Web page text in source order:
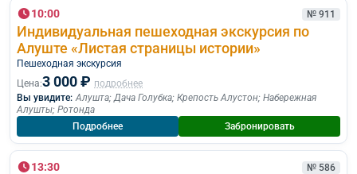
10:00 № 911
Индивидуальная пешеходная экскурсия по
Алуште «Листая страницы истории»
Пешеходная экскурcия
Цена:3 000 ₽ подробнее
Вы увидите: Алушта;Дача Голубка; Крепость Алустон; Набережная
Алушты; Ротонда
Подробнее
Забронировать
13:30 № 586